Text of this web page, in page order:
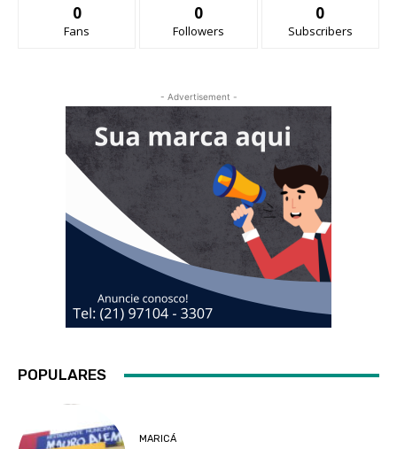
0
Fans
0
Followers
0
Subscribers
- Advertisement -
POPULARES
MARICÁ